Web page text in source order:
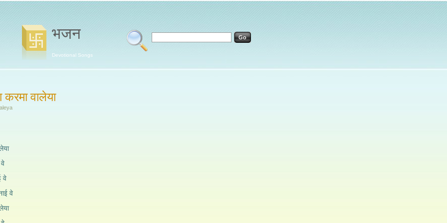
भजन
Devotional Songs
वालेया
वे
वे
वे